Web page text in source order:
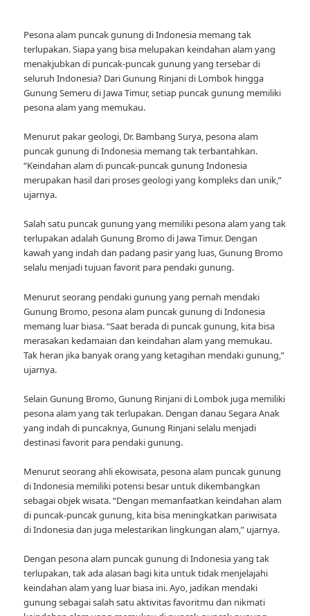
Pesona alam puncak gunung di Indonesia memang tak
terlupakan. Siapa yang bisa melupakan keindahan alam yang
menakjubkan di puncak-puncak gunung yang tersebar di
seluruh Indonesia? Dari Gunung Rinjani di Lombok hingga
Gunung Semeru di Jawa Timur, setiap puncak gunung memiliki
pesona alam yang memukau.
Menurut pakar geologi, Dr. Bambang Surya, pesona alam
puncak gunung di Indonesia memang tak terbantahkan.
“Keindahan alam di puncak-puncak gunung Indonesia
merupakan hasil dari proses geologi yang kompleks dan unik,”
ujarnya.
Salah satu puncak gunung yang memiliki pesona alam yang tak
terlupakan adalah Gunung Bromo di Jawa Timur. Dengan
kawah yang indah dan padang pasir yang luas, Gunung Bromo
selalu menjadi tujuan favorit para pendaki gunung.
Menurut seorang pendaki gunung yang pernah mendaki
Gunung Bromo, pesona alam puncak gunung di Indonesia
memang luar biasa. “Saat berada di puncak gunung, kita bisa
merasakan kedamaian dan keindahan alam yang memukau.
Tak heran jika banyak orang yang ketagihan mendaki gunung,”
ujarnya.
Selain Gunung Bromo, Gunung Rinjani di Lombok juga memiliki
pesona alam yang tak terlupakan. Dengan danau Segara Anak
yang indah di puncaknya, Gunung Rinjani selalu menjadi
destinasi favorit para pendaki gunung.
Menurut seorang ahli ekowisata, pesona alam puncak gunung
di Indonesia memiliki potensi besar untuk dikembangkan
sebagai objek wisata. “Dengan memanfaatkan keindahan alam
di puncak-puncak gunung, kita bisa meningkatkan pariwisata
di Indonesia dan juga melestarikan lingkungan alam,” ujarnya.
Dengan pesona alam puncak gunung di Indonesia yang tak
terlupakan, tak ada alasan bagi kita untuk tidak menjelajahi
keindahan alam yang luar biasa ini. Ayo, jadikan mendaki
gunung sebagai salah satu aktivitas favoritmu dan nikmati